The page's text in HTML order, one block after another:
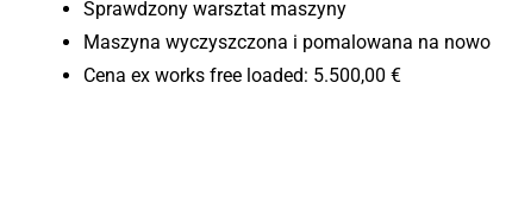
Sprawdzony warsztat maszyny
Maszyna wyczyszczona i pomalowana na nowo
Cena ex works free loaded: 5.500,00 €